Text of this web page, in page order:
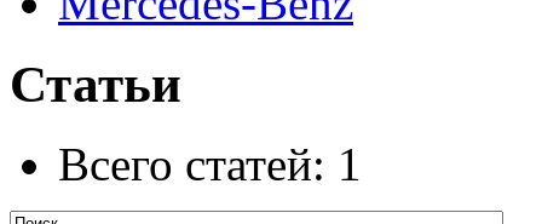
Статьи
Всего статей: 1